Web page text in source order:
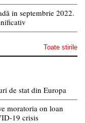
in septembrie 2022.
Toate stirile
de stat din Europa
moratoria on loan
19 crisis